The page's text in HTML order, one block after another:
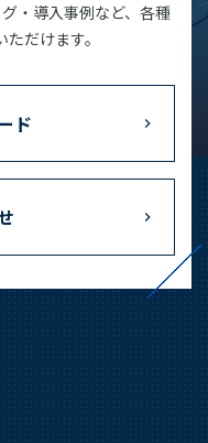
・導入事例など、各種
だけます。
ド